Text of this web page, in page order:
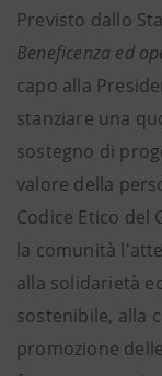
Previsto dallo
Beneficenza ed
capo alla
stanziare una
sostegno di
valore della
Codice Etico del
la comunità
alla solidarietà
sostenibile, alla
promozione